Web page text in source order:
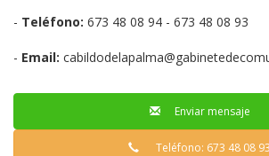
- Teléfono: 673 48 08 94 - 673 48 08 93
- Email:
Enviar mensaje
Teléfono: 673 48 08 93